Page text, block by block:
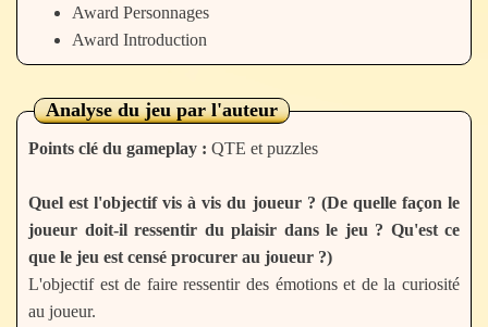
Award Personnages
Award Introduction
Analyse du jeu par l'auteur
Points clé du gameplay : QTE et puzzles
Quel est l'objectif vis à vis du joueur ? (De quelle façon le
joueur doit-il ressentir du plaisir dans le jeu ? Qu'est ce
que le jeu est censé procurer au joueur ?)
L'objectif est de faire ressentir des émotions et de la curiosité
au joueur.